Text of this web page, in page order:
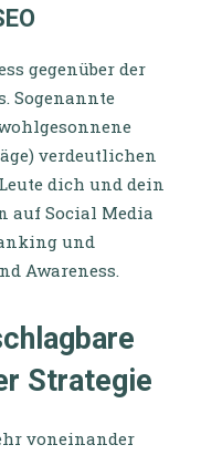
gegenüber der
Sogenannte
verdeutlichen
dich und dein
auf Social Media
und
Awareness.
Strategie
voneinander